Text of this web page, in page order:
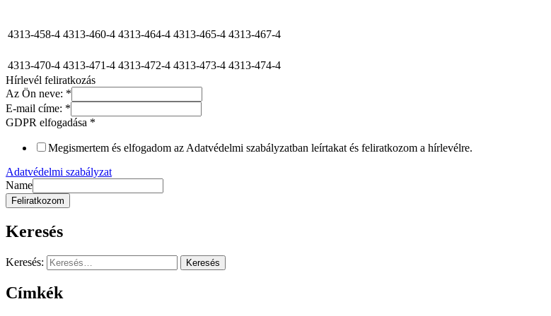
4313-458-4 4313-460-4 4313-464-4 4313-465-4 4313-467-4
4313-470-4 4313-471-4 4313-472-4 4313-473-4 4313-474-4
Hírlevél feliratkozás
Az Ön neve: *
E-mail címe: *
GDPR elfogadása *
Megismertem és elfogadom az Adatvédelmi szabályzatban leírtakat és feliratkozom a hírlevélre.
Adatvédelmi szabályzat
Name
Feliratkozom
Keresés
Keresés:
Címkék